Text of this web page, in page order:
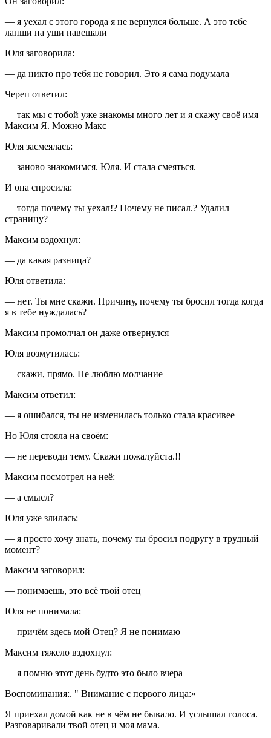
— я уехал с этого города я не вернулся больше. А это тебе
лапши на уши навешали
Юля заговорила:
— да никто про тебя не говорил. Это я сама подумала
Череп ответил:
— так мы с тобой уже знакомы много лет и я скажу своё имя
Максим Я. Можно Макс
Юля засмеялась:
— заново знакомимся. Юля. И стала смеяться.
И она спросила:
— тогда почему ты уехал!? Почему не писал.? Удалил
страницу?
Максим вздохнул:
— да какая разница?
Юля ответила:
— нет. Ты мне скажи. Причину, почему ты бросил тогда когда
я в тебе нуждалась?
Максим промолчал он даже отвернулся
Юля возмутилась:
— скажи, прямо. Не люблю молчание
Максим ответил:
— я ошибался, ты не изменилась только стала красивее
Но Юля стояла на своём:
— не переводи тему. Скажи пожалуйста.!!
Максим посмотрел на неё:
— а смысл?
Юля уже злилась:
— я просто хочу знать, почему ты бросил подругу в трудный
момент?
Максим заговорил:
— понимаешь, это всё твой отец
Юля не понимала:
— причём здесь мой Отец? Я не понимаю
Максим тяжело вздохнул:
— я помню этот день будто это было вчера
Воспоминания:. " Внимание с первого лица:»
Я приехал домой как не в чём не бывало. И услышал голоса.
Разговаривали твой отец и моя мама.